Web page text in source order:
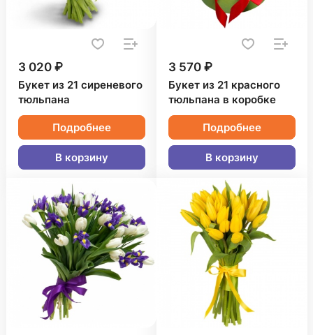
3 020 ₽
Букет из 21 сиреневого
тюльпана
Подробнее
В корзину
3 570 ₽
Букет из 21 красного
тюльпана в коробке
Подробнее
В корзину